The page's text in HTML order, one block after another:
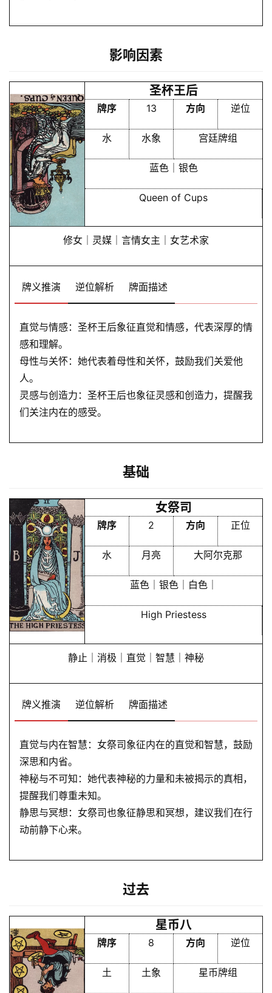
黄
历
影响因素
圣杯王后
牌序 13 方向 逆位
水 水象 宫廷牌组
蓝色｜银色
Queen of Cups
修女｜灵媒｜言情女主｜女艺术家
牌义推演 逆位解析 牌面描述
直觉与情感：圣杯王后象征直觉和情感，代表深厚的情
感和理解。
母性与关怀：她代表着母性和关怀，鼓励我们关爱他
人。
灵感与创造力：圣杯王后也象征灵感和创造力，提醒我
们关注内在的感受。
基础
女祭司
牌序 2 方向 正位
水 月亮 大阿尔克那
蓝色｜银色｜白色｜
High Priestess
静止｜消极｜直觉｜智慧｜神秘
牌义推演 逆位解析 牌面描述
直觉与内在智慧：女祭司象征内在的直觉和智慧，鼓励
深思和内省。
神秘与不可知：她代表神秘的力量和未被揭示的真相，
提醒我们尊重未知。
静思与冥想：女祭司也象征静思和冥想，建议我们在行
动前静下心来。
过去
星币八
牌序 8 方向 逆位
土 土象 星币牌组